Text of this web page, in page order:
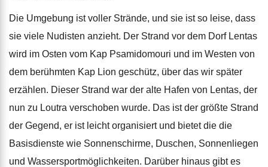
Die Umgebung ist voller Strände, und sie ist so leise, dass
sie viele Nudisten anzieht. Der Strand vor dem Dorf Lentas
wird im Osten vom Kap Psamidomouri und im Westen von
dem berühmten Kap Lion geschütz, über das wir später
erzählen. Dieser Strand war der alte Hafen von Lentas, der
nun zu Loutra verschoben wurde. Das ist der größte Strand
der Gegend, er ist leicht organisiert und bietet die die
Basisdienste wie Sonnenschirme, Duschen, Sonnenliegen
und Wassersportmöglichkeiten. Darüber hinaus gibt es